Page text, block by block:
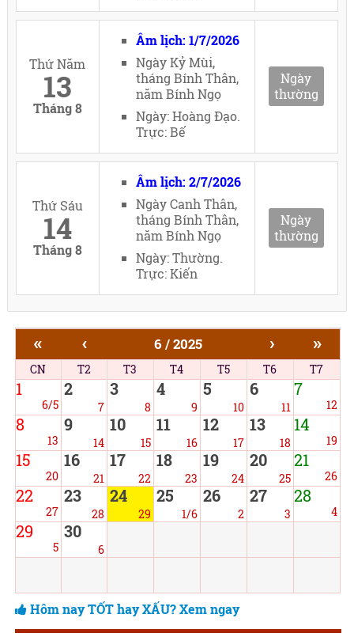
Thứ Năm
13
Tháng 8
Âm lịch: 1/7/2026
Ngày Kỷ Mùi,
tháng Bính Thân,
năm Bính Ngọ
Ngày: Hoàng Đạo.
Trực: Bế
Ngày
thường
Thứ Sáu
14
Tháng 8
Âm lịch: 2/7/2026
Ngày Canh Thân,
tháng Bính Thân,
năm Bính Ngọ
Ngày: Thường.
Trực: Kiến
Ngày
thường
« ‹ 6 / 2025 › »
CN T2 T3 T4 T5 T6 T7
1
6/5
2
7
3
8
4
9
5
10
6
11
7
12
8
13
9
14
10
15
11
16
12
17
13
18
14
19
15
20
16
21
17
22
18
23
19
24
20
25
21
26
22
27
23
28
24
29
25
1/6
26
2
27
3
28
4
29
5
30
6
Hôm nay TỐT hay XẤU? Xem ngay